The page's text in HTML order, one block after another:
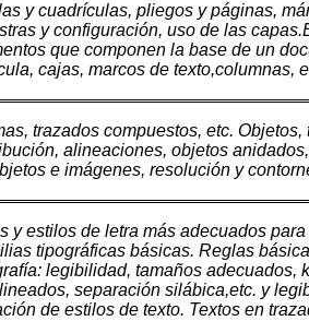
y cuadrículas, pliegos y páginas,
y configuración, uso de las
que componen la base de un
cajas, marcos de texto,columnas,
trazados compuestos, etc. Objetos,
alineaciones, objetos
e imágenes, resolución y
y estilos de letra más adecuados
tipográficas básicas. Reglas
legibilidad, tamaños adecuados,
separación silábica,etc. y
de estilos de texto. Textos en